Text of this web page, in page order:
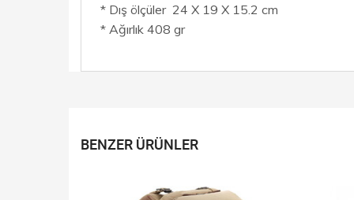
* Dış ölçüler 24 X 19 X 15.2 cm
* Ağırlık 408 gr
BENZER ÜRÜNLER